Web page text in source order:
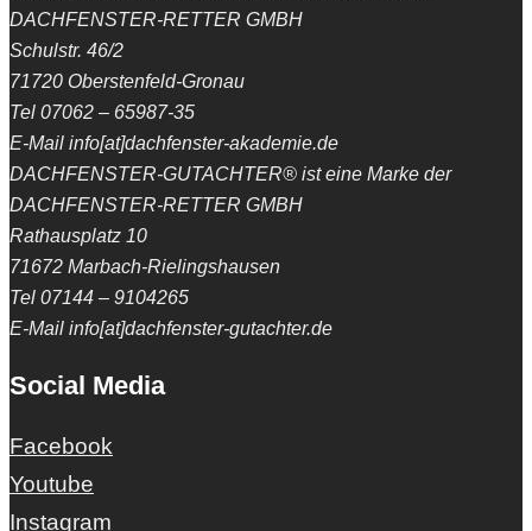
DACHFENSTER-RETTER GMBH
Schulstr. 46/2
71720 Oberstenfeld-Gronau
Tel 07062 – 65987-35
E-Mail info[at]dachfenster-akademie.de
DACHFENSTER-GUTACHTER® ist eine Marke der
DACHFENSTER-RETTER GMBH
Rathausplatz 10
71672 Marbach-Rielingshausen
Tel 07144 – 9104265
E-Mail info[at]dachfenster-gutachter.de
Social Media
Facebook
Youtube
Instagram